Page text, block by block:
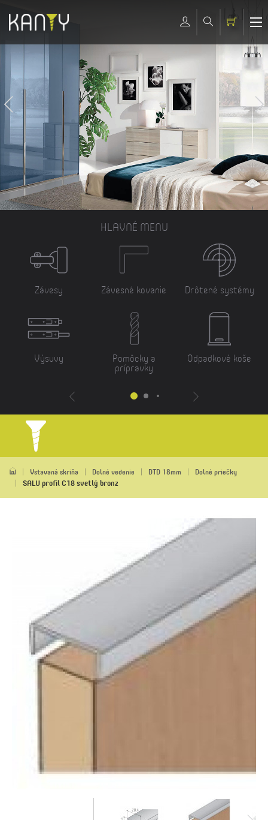
HLAVNÉ MENU
Závesy
Výsuvy
Závesné kovanie
Pomôcky a
prípravky
Drôtené systémy
Odpadkové koše
Vstavaná skriňa Dolné vedenie DTD 18mm Dolné priečky
SALU profil C18 svetlý bronz